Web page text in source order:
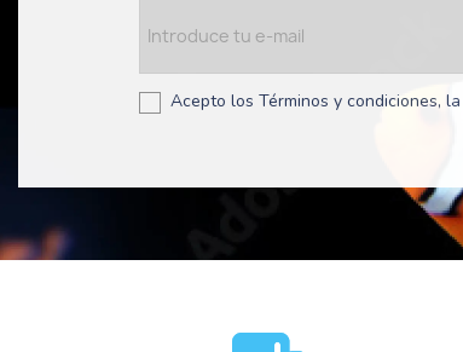
Acepto los Términos y condiciones,